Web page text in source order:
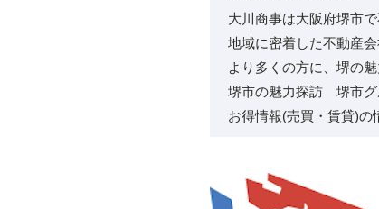
大川商事は大阪府堺市
地域に密着した不動産
より多くの方に、堺の
堺市の魅力探訪 堺市グ
お得情報(売買・賃貸)の